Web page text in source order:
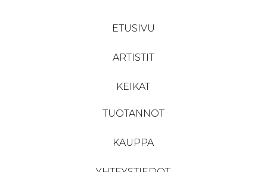
ETUSIVU
ARTISTIT
KEIKAT
TUOTANNOT
KAUPPA